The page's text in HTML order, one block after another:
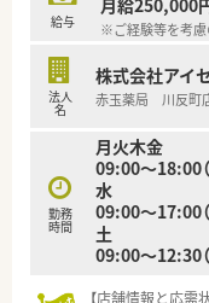
■産休・育休取得
子育てと両立し
ップを実現してい
■多様なキャリア
給与
月給250,000
※ご経験等を考慮
法人
名
株式会社アイ
赤玉薬局 川反町
勤務
時間
月火木金
09:00～18:00
水
09:00～17:00
土
09:00～12:30
【店舗情報と応需